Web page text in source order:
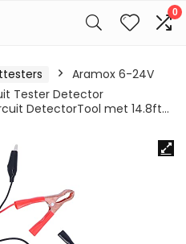
0
Aramox 6-24V
Tester Detector
DetectorTool met 14.8ft…